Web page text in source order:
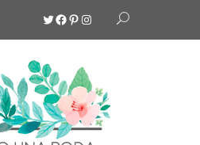
Twitter
Facebook
Pinterest
Instagram